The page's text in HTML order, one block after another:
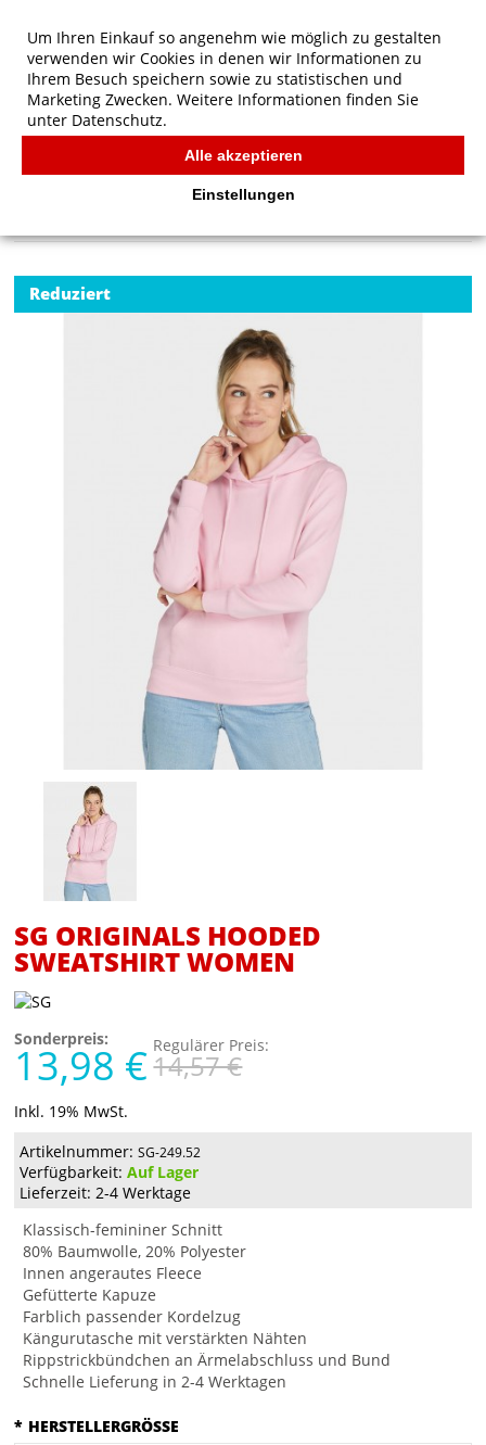
SG Originals Hooded Sweatshirt Women
Reduziert
SG ORIGINALS HOODED
SWEATSHIRT WOMEN
Sonderpreis:
13,98 € Regulärer Preis:
14,57 €
Inkl. 19% MwSt.
Artikelnummer: SG-249.52
Verfügbarkeit:Auf Lager
Lieferzeit: 2-4 Werktage
Klassisch-femininer Schnitt
80% Baumwolle, 20% Polyester
Innen angerautes Fleece
Gefütterte Kapuze
Farblich passender Kordelzug
Kängurutasche mit verstärkten Nähten
Rippstrickbündchen an Ärmelabschluss und Bund
Schnelle Lieferung in 2-4 Werktagen
* HERSTELLERGRÖSSE
Um Ihren Einkauf so angenehm wie möglich zu gestalten
verwenden wir Cookies in denen wir Informationen zu
Ihrem Besuch speichern sowie zu statistischen und
Marketing Zwecken. Weitere Informationen finden Sie
unter Datenschutz.
Alle akzeptieren
Einstellungen